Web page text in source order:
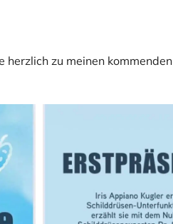
herzlich zu meinen kommenden